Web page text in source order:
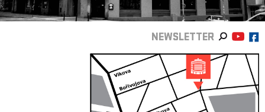
NEWSLETTER